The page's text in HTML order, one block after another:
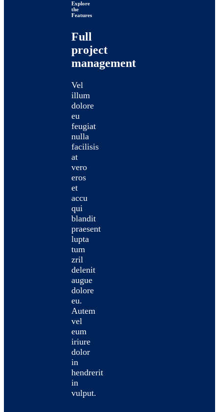
Explore
the
Features
Full
project
management
Vel
illum
dolore
eu
feugiat
nulla
facilisis
at
vero
eros
et
accu
qui
blandit
praesent
lupta
tum
zril
delenit
augue
dolore
eu.
Autem
vel
eum
iriure
dolor
in
hendrerit
in
vulput.